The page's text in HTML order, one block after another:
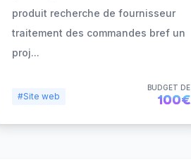
produit recherche de fournisseur
traitement des commandes bref un
proj...
#Site web
BUDGET DE
100€